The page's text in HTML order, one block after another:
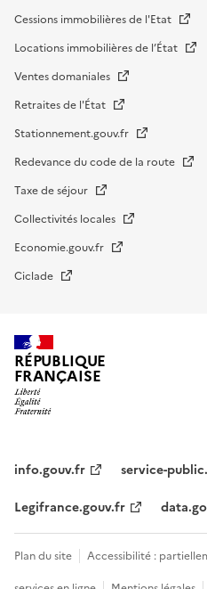
Cessions immobilières de l'Etat
Locations immobilières de l’État
Ventes domaniales
Retraites de l'État
Stationnement.gouv.fr
Redevance du code de la route
Taxe de séjour
Collectivités locales
Economie.gouv.fr
Ciclade
RÉPUBLIQUE
FRANÇAISE
institutionnel
info.gouv.fr
service-
Legifrance.gouv.fr
Menu
Plan du site Accessibilité :